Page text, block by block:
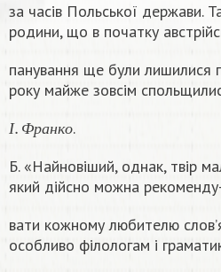
за часів Польської держави.
родини, що в початку
панування ще були
року майже зовсім
І Франк о
І. Фр
.
Б. «Найновіший, однак, твiр
який дійсно можна
вати кожному любителю
особливо філологам і